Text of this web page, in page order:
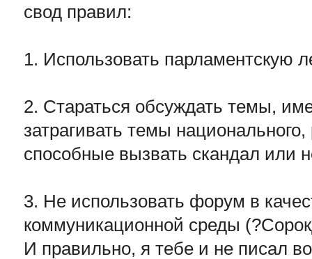
свод правил:
1. Использовать парламентскую
2. Стараться обсуждать темы,
затрагивать темы
способные вызвать скандал или
3. Не использовать форум в
коммуникационной среды
И правильно, я тебе и не писал